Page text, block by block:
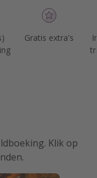
Gratis extra's
Klik op